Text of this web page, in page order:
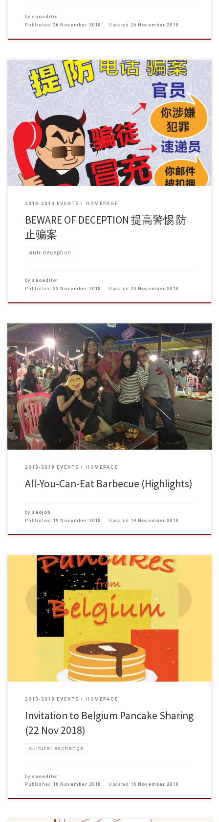
by saoeditor
Published 26 November 2018 Updated 26 November 2018
提高警惕 防止騙案 (簡體字及英文版請見下頁) (For Simplified Chinese
and English version, please refer to the page below) 各位同學 : 近來以電
話/電郵行騙個案大幅增加，故特函各同學，希望大家提高警覺以免受
騙。 一般而言，騙徒會假冒速遞公司職員、銀行職員、政府人員或電訊
公司職員等，以電郵/電話聯絡受害人，以不同藉口詐騙受害人，並要求
受害人進行金錢轉賬、繳交保證金及透露個人資料(包括姓名、身份證號
碼、銀行戶口號碼及密碼等)。 以下是一些防騙建議： 內地及香港執法人
員絕不會透過電話要求市民進行任何金錢轉賬或繳交保證金； 如遇到有
人自稱執法部門人員或其他機構職員，以不同理由指示市民交出個人資
料及財產，應該主動查證及再三向相關機構核實來電者的身份； 切勿將
金錢存入陌生人的帳戶； 切勿交出銀行帳戶號碼以及網上理財密碼； 若
來電者稱已脅持你的親戚或朋友，請即報警； 學生事務處現提醒各位同
學如同學們遇上上述情況，千萬不要隨便披露任何資料，更不要隨便轉
帳到不知名戶口。若有懷疑，請立即致電學生事務處 2792 7366 […]
2018-2019 EVENTS HOMEPAGE
BEWARE OF DECEPTION 提高警惕 防
止骗案
anti-deception
by saoeditor
Published 23 November 2018 Updated 23 November 2018
2018-2019 EVENTS HOMEPAGE
All-You-Can-Eat Barbecue (Highlights)
by saojob
Published 19 November 2018 Updated 19 November 2018
Dear Students, You are cordially invited to join the Cultural Exchange
Series Events organized by the Student Affairs Office. Details are as follows:
Belgium – Pancake Sharing Date: 22 […]
2018-2019 EVENTS HOMEPAGE
Invitation to Belgium Pancake Sharing
(22 Nov 2018)
cultural exchange
by saoeditor
Published 16 November 2018 Updated 16 November 2018